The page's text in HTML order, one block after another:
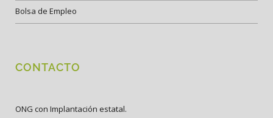
Bolsa de Empleo
CONTACTO
ONG con Implantación estatal.